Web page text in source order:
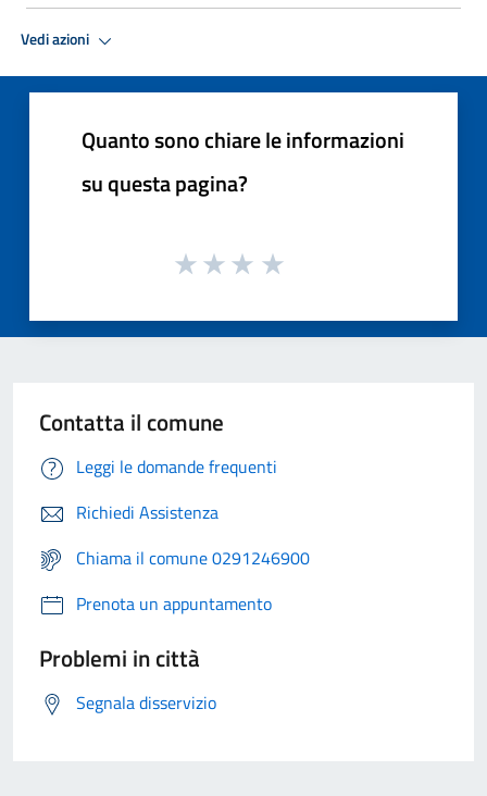
Vedi azioni
Quanto sono chiare le informazioni
su questa pagina?
Contatta il comune
Leggi le domande frequenti
Richiedi Assistenza
Chiama il comune 0291246900
Prenota un appuntamento
Problemi in città
Segnala disservizio